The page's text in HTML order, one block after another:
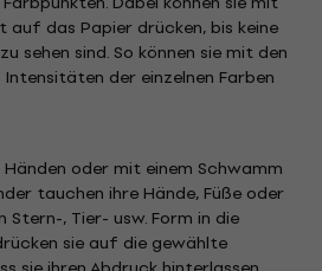
auf das Papier drücken, bis keine
sehen sind. So können sie mit den
der einzelnen Farben
oder mit einem Schwamm
tauchen ihre Hände, Füße oder
Stern-, Tier- usw. Form in die
sie auf die gewählte